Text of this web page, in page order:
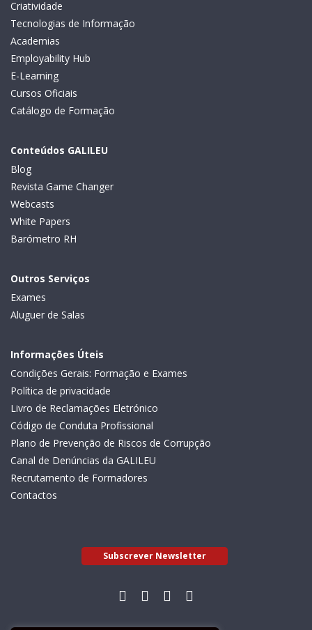
Criatividade
Tecnologias de Informação
Academias
Employability Hub
E-Learning
Cursos Oficiais
Catálogo de Formação
Conteúdos GALILEU
Blog
Revista Game Changer
Webcasts
White Papers
Barómetro RH
Outros Serviços
Exames
Aluguer de Salas
Informações Úteis
Condições Gerais: Formação e Exames
Política de privacidade
Livro de Reclamações Eletrónico
Código de Conduta Profissional
Plano de Prevenção de Riscos de Corrupção
Canal de Denúncias da GALILEU
Recrutamento de Formadores
Contactos
Subscrever Newsletter